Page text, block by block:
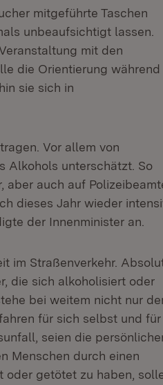
mitgeführte Taschen
unbeaufsichtigt lassen.
mit den
die Orientierung während
sie sich in
Vor allem von
Alkohols unterschätzt. So
auch auf
dieses Jahr wieder
der Innenminister an.
im Straßenverkehr.
die sich alkoholisiert oder
bei weitem nicht nur
für sich selbst und für
seien die
Menschen durch einen
oder getötet zu haben,